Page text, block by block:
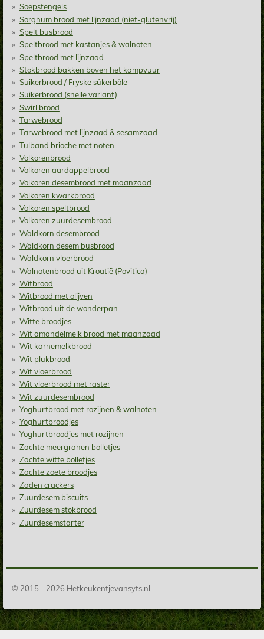
Soepstengels
Sorghum brood met lijnzaad (niet-glutenvrij)
Spelt busbrood
Speltbrood met kastanjes & walnoten
Speltbrood met lijnzaad
Stokbrood bakken boven het kampvuur
Suikerbrood / Fryske sûkerbôle
Suikerbrood (snelle variant)
Swirl brood
Tarwebrood
Tarwebrood met lijnzaad & sesamzaad
Tulband brioche met noten
Volkorenbrood
Volkoren aardappelbrood
Volkoren desembrood met maanzaad
Volkoren kwarkbrood
Volkoren speltbrood
Volkoren zuurdesembrood
Waldkorn desembrood
Waldkorn desem busbrood
Waldkorn vloerbrood
Walnotenbrood uit Kroatië (Povitica)
Witbrood
Witbrood met olijven
Witbrood uit de wonderpan
Witte broodjes
Wit amandelmelk brood met maanzaad
Wit karnemelkbrood
Wit plukbrood
Wit vloerbrood
Wit vloerbrood met raster
Wit zuurdesembrood
Yoghurtbrood met rozijnen & walnoten
Yoghurtbroodjes
Yoghurtbroodjes met rozijnen
Zachte meergranen bolletjes
Zachte witte bolletjes
Zachte zoete broodjes
Zaden crackers
Zuurdesem biscuits
Zuurdesem stokbrood
Zuurdesemstarter
© 2015 - 2026 Hetkeukentjevansyts.nl